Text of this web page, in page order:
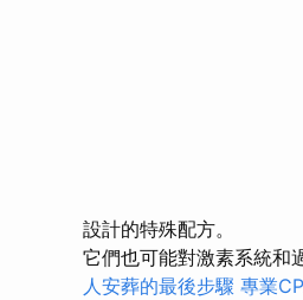
設計的特殊配方。
它們也可能對激素系統和
人安葬的最後步驟 專業